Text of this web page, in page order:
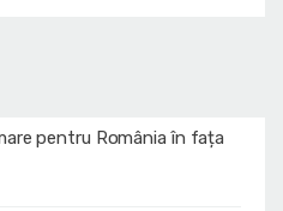
pentru România în fața